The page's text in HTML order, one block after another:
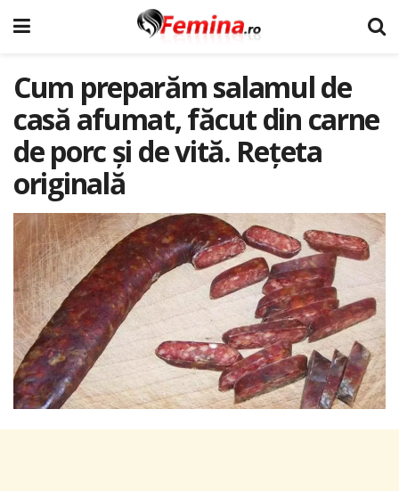
Cum preparăm salamul de
casă afumat, făcut din carne
de porc şi de vită. Rețeta
originală